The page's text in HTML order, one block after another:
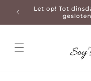
naar de content
Let op! Tot